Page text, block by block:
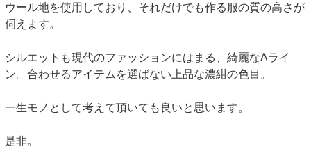
ウール地を使用しており、それだけでも作る服の質の高さが
伺えます。
シルエットも現代のファッションにはまる、綺麗なAライ
ン。合わせるアイテムを選ばない上品な濃紺の色目。
一生モノとして考えて頂いても良いと思います。
是非。